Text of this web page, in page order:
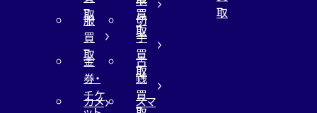
取
買
取
服
買
取
切
手
買
取
金
券・
チケ
古
銭
買
カメ
スマ
取